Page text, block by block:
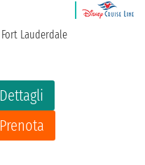
Dettagli
Prenota
Fort Lauderdale